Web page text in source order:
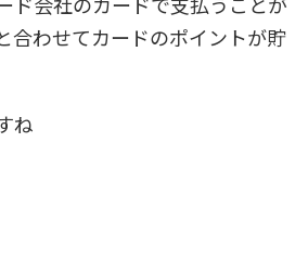
合わせてカードのポイントが貯
ね